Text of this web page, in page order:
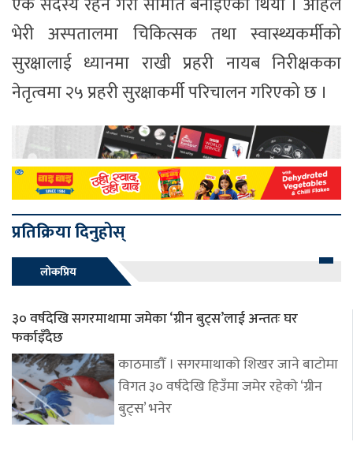
भेरी अस्पतालमा चिकित्सक तथा स्वास्थ्यकर्मीको
सुरक्षालाई ध्यानमा राखी प्रहरी नायब निरीक्षकका
नेतृत्वमा २५ प्रहरी सुरक्षाकर्मी परिचालन गरिएको छ ।
प्रतिक्रिया दिनुहोस्
लोकप्रिय
३० वर्षदेखि सगरमाथामा जमेका ‘ग्रीन बुट्स’लाई अन्ततः घर
फर्काइँदैछ
काठमाडौँ । सगरमाथाको शिखर जाने बाटोमा
विगत ३० वर्षदेखि हिउँमा जमेर रहेको ‘ग्रीन
बुट्स’ भनेर